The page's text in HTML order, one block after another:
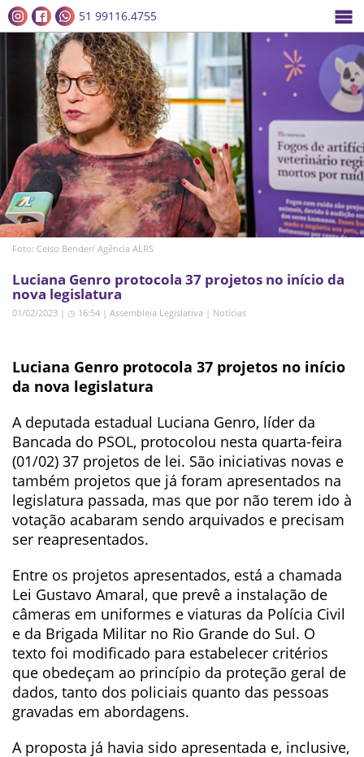
51 99116.4755
Foto: Celso Bender/ Agência ALRS
Luciana Genro protocola 37 projetos no início da
nova legislatura
01/02/2023 | ◷ 16:54 | Assembleia Legislativa | Notícias
Luciana Genro protocola 37 projetos no início
da nova legislatura
A deputada estadual Luciana Genro, líder da
Bancada do PSOL, protocolou nesta quarta-feira
(01/02) 37 projetos de lei. São iniciativas novas e
também projetos que já foram apresentados na
legislatura passada, mas que por não terem ido à
votação acabaram sendo arquivados e precisam
ser reapresentados.
Entre os projetos apresentados, está a chamada
Lei Gustavo Amaral, que prevê a instalação de
câmeras em uniformes e viaturas da Polícia Civil
e da Brigada Militar no Rio Grande do Sul. O
texto foi modificado para estabelecer critérios
que obedeçam ao princípio da proteção geral de
dados, tanto dos policiais quanto das pessoas
gravadas em abordagens.
A proposta já havia sido apresentada e, inclusive,